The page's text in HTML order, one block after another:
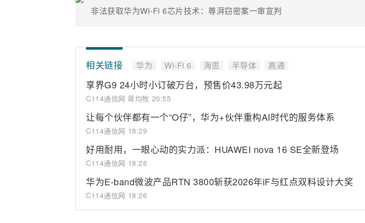
非法获取华为Wi-Fi 6芯片技术：尊湃窃密案一审宣判
相关链接 华为 Wi-Fi 6 海思 半导体 高通
享界G9 24小时小订破万台，预售价43.98万元起
C114通信网 蒋均牧 20:55
让每个伙伴都有一个“O仔”，华为+伙伴重构AI时代的服务体系
C114通信网 18:29
好用耐用，一眼心动的实力派：HUAWEI nova 16 SE全新登场
C114通信网 18:28
华为E-band微波产品RTN 3800斩获2026年iF与红点双料设计大奖
C114通信网 18:26